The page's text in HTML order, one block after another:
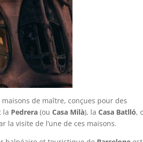
de maître, conçues pour des
la Pedrera (ouCasa Milà), laCasa Batlló,
la visite de l’une de ces maisons.